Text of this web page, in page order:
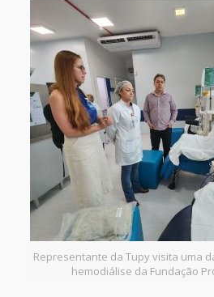
Representante da Tupy visita uma
hemodiálise da Fundação